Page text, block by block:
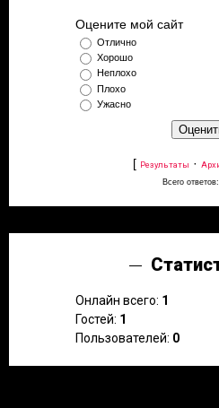
Оцените мой сайт
Отлично
Хорошо
Неплохо
Плохо
Ужасно
[ Результаты ·
Всего ответов:
Онлайн всего: 1
Гостей: 1
Пользователей: 0